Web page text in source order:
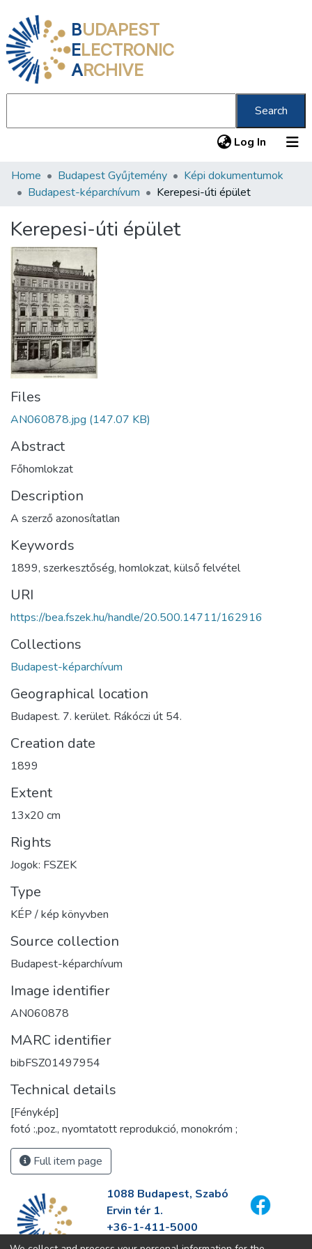
BUDAPEST
ELECTRONIC
ARCHIVE
Search
Log In (current)
Communities & Collections
Statistics
About us
Home Budapest Gyűjtemény
Képi dokumentumok
Budapest-képarchívum
Kerepesi-úti épület
Kerepesi-úti épület
Files
AN060878.jpg (147.07 KB)
Abstract
Főhomlokzat
Description
A szerző azonosítatlan
Keywords
1899, szerkesztőség, homlokzat, külső felvétel
URI
https://bea.fszek.hu/handle/20.500.14711/162916
Collections
Budapest-képarchívum
Geographical location
Budapest. 7. kerület. Rákóczi út 54.
Creation date
1899
Extent
13x20 cm
Rights
Jogok: FSZEK
Type
KÉP / kép könyvben
Source collection
Budapest-képarchívum
Image identifier
AN060878
MARC identifier
bibFSZ01497954
Technical details
[Fénykép]
fotó :,poz., nyomtatott reprodukció, monokróm ;
Full item page
1088 Budapest, Szabó
Ervin tér 1.
+36-1-411-5000
info@fszek.hu